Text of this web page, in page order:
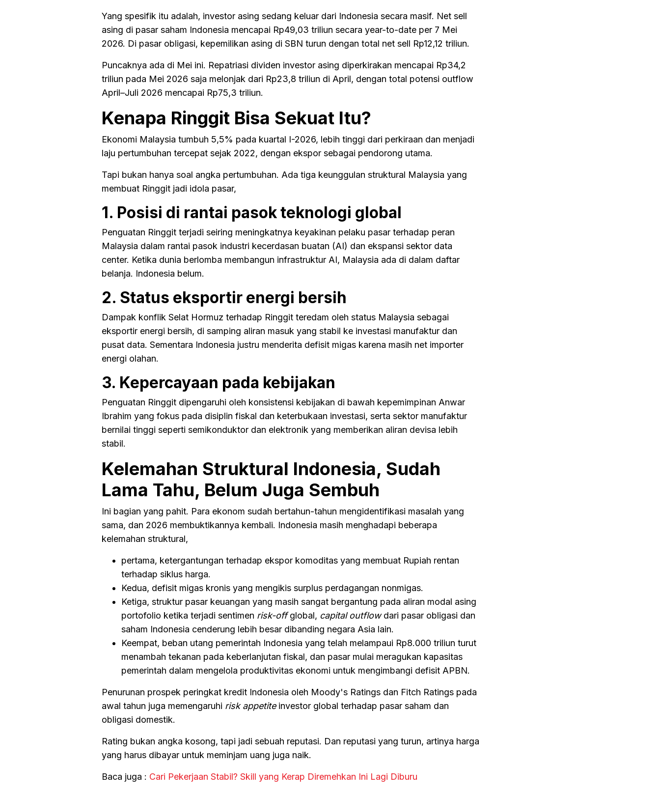
Yang spesifik itu adalah, investor asing sedang keluar dari Indonesia secara masif. Net sell
asing di pasar saham Indonesia mencapai Rp49,03 triliun secara year-to-date per 7 Mei
2026. Di pasar obligasi, kepemilikan asing di SBN turun dengan total net sell Rp12,12 triliun.
Puncaknya ada di Mei ini. Repatriasi dividen investor asing diperkirakan mencapai Rp34,2
triliun pada Mei 2026 saja melonjak dari Rp23,8 triliun di April, dengan total potensi outflow
April–Juli 2026 mencapai Rp75,3 triliun.
Kenapa Ringgit Bisa Sekuat Itu?
Ekonomi Malaysia tumbuh 5,5% pada kuartal I-2026, lebih tinggi dari perkiraan dan menjadi
laju pertumbuhan tercepat sejak 2022, dengan ekspor sebagai pendorong utama.
Tapi bukan hanya soal angka pertumbuhan. Ada tiga keunggulan struktural Malaysia yang
membuat Ringgit jadi idola pasar,
1. Posisi di rantai pasok teknologi global
Penguatan Ringgit terjadi seiring meningkatnya keyakinan pelaku pasar terhadap peran
Malaysia dalam rantai pasok industri kecerdasan buatan (AI) dan ekspansi sektor data
center. Ketika dunia berlomba membangun infrastruktur AI, Malaysia ada di dalam daftar
belanja. Indonesia belum.
2. Status eksportir energi bersih
Dampak konflik Selat Hormuz terhadap Ringgit teredam oleh status Malaysia sebagai
eksportir energi bersih, di samping aliran masuk yang stabil ke investasi manufaktur dan
pusat data. Sementara Indonesia justru menderita defisit migas karena masih net importer
energi olahan.
3. Kepercayaan pada kebijakan
Penguatan Ringgit dipengaruhi oleh konsistensi kebijakan di bawah kepemimpinan Anwar
Ibrahim yang fokus pada disiplin fiskal dan keterbukaan investasi, serta sektor manufaktur
bernilai tinggi seperti semikonduktor dan elektronik yang memberikan aliran devisa lebih
stabil.
Kelemahan Struktural Indonesia, Sudah
Lama Tahu, Belum Juga Sembuh
Ini bagian yang pahit. Para ekonom sudah bertahun-tahun mengidentifikasi masalah yang
sama, dan 2026 membuktikannya kembali. Indonesia masih menghadapi beberapa
kelemahan struktural,
pertama, ketergantungan terhadap ekspor komoditas yang membuat Rupiah rentan
terhadap siklus harga.
Kedua, defisit migas kronis yang mengikis surplus perdagangan nonmigas.
Ketiga, struktur pasar keuangan yang masih sangat bergantung pada aliran modal asing
portofolio ketika terjadi sentimen risk-offglobal, capital outflowdari pasar obligasi dan
saham Indonesia cenderung lebih besar dibanding negara Asia lain.
Keempat, beban utang pemerintah Indonesia yang telah melampaui Rp8.000 triliun turut
menambah tekanan pada keberlanjutan fiskal, dan pasar mulai meragukan kapasitas
pemerintah dalam mengelola produktivitas ekonomi untuk mengimbangi defisit APBN.
Penurunan prospek peringkat kredit Indonesia oleh Moody's Ratings dan Fitch Ratings pada
awal tahun juga memengaruhi risk appetiteinvestor global terhadap pasar saham dan
obligasi domestik.
Rating bukan angka kosong, tapi jadi sebuah reputasi. Dan reputasi yang turun, artinya harga
yang harus dibayar untuk meminjam uang juga naik.
Baca juga : Cari Pekerjaan Stabil? Skill yang Kerap Diremehkan Ini Lagi Diburu